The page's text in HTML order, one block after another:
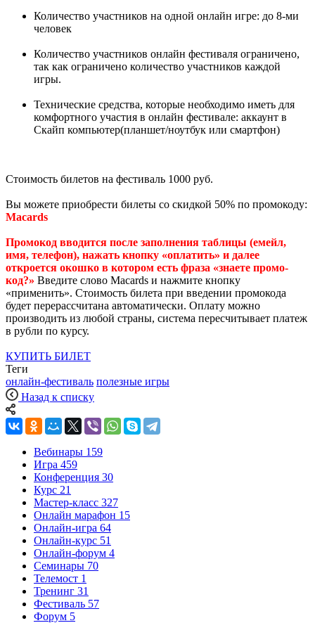
Количество участников на одной онлайн игре: до 8-ми
человек
Количество участников онлайн фестиваля ограничено,
так как ограничено количество участников каждой
игры.
Технические средства, которые необходимо иметь для
комфортного участия в онлайн фестивале: аккаунт в
Скайп компьютер(планшет/ноутбук или смартфон)
Стоимость билетов на фестиваль 1000 руб.
Вы можете приобрести билеты со скидкой 50% по промокоду:
Macards
Промокод вводится после заполнения таблицы (емейл,
имя, телефон), нажать кнопку «оплатить» и далее
откроется окошко в котором есть фраза «знаете промо-
код?» Введите слово Macards и нажмите кнопку
«применить». Стоимость билета при введении промокода
будет перерассчитана автоматически. Оплату можно
производить из любой страны, система пересчитывает платеж
в рубли по курсу.
КУПИТЬ БИЛЕТ
Теги
онлайн-фестиваль полезные игры
Назад к списку
Вебинары 159
Игра 459
Конференция 30
Курс 21
Мастер-класс 327
Онлайн марафон 15
Онлайн-игра 64
Онлайн-курс 51
Онлайн-форум 4
Семинары 70
Телемост 1
Тренинг 31
Фестиваль 57
Форум 5